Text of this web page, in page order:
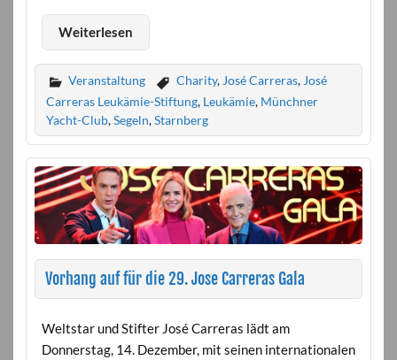
Weiterlesen
Veranstaltung Charity, José Carreras, José
Carreras Leukämie-Stiftung, Leukämie, Münchner
Yacht-Club,Segeln,Starnberg
Vorhang auf für die 29. Jose Carreras Gala
Weltstar und Stifter José Carreras lädt am
Donnerstag, 14. Dezember, mit seinen internationalen